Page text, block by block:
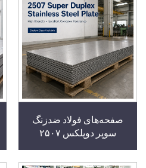
صفحه‌های فولاد ضدزنگ
سوپر دوپلکس ۲۵۰۷